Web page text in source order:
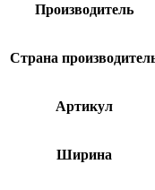
Производитель
Страна
Артикул
Ширина